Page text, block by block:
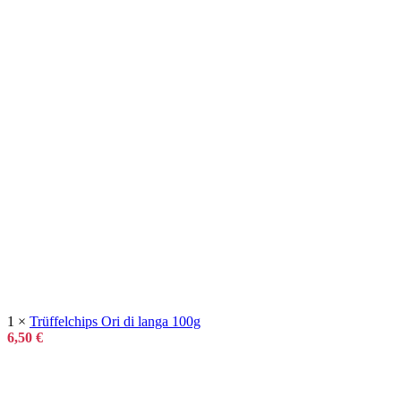
1 × Trüffelchips Ori di langa 100g
6,50 €